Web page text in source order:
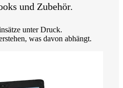
und Zubehör.
unter Druck.
was davon abhängt.